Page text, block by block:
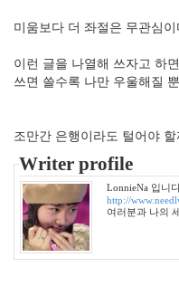
미움보다 더 좌절은 무관심이
이런 글을 나열해 쓰자고 하
쓰면 쓸수록 나만 우울해질
조만간 은행이라도 털어야
Writer profile
LonnieNa 입니
http://
여러분과 나의
랑
조
건
Find!
Categories
체